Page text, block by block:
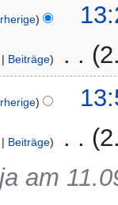
Beiträge
Beiträge
am